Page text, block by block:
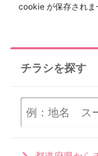
cookie が保存されま
チラシを探す